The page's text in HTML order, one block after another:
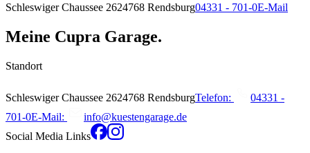
Schleswiger Chaussee 2624768 Rendsburg04331 - 701-0E-Mail
Meine Cupra Garage.
Standort
Schleswiger Chaussee 2624768 RendsburgTelefon:
04331 -
701-0E-Mail:
info@kuestengarage.de
Social Media Links